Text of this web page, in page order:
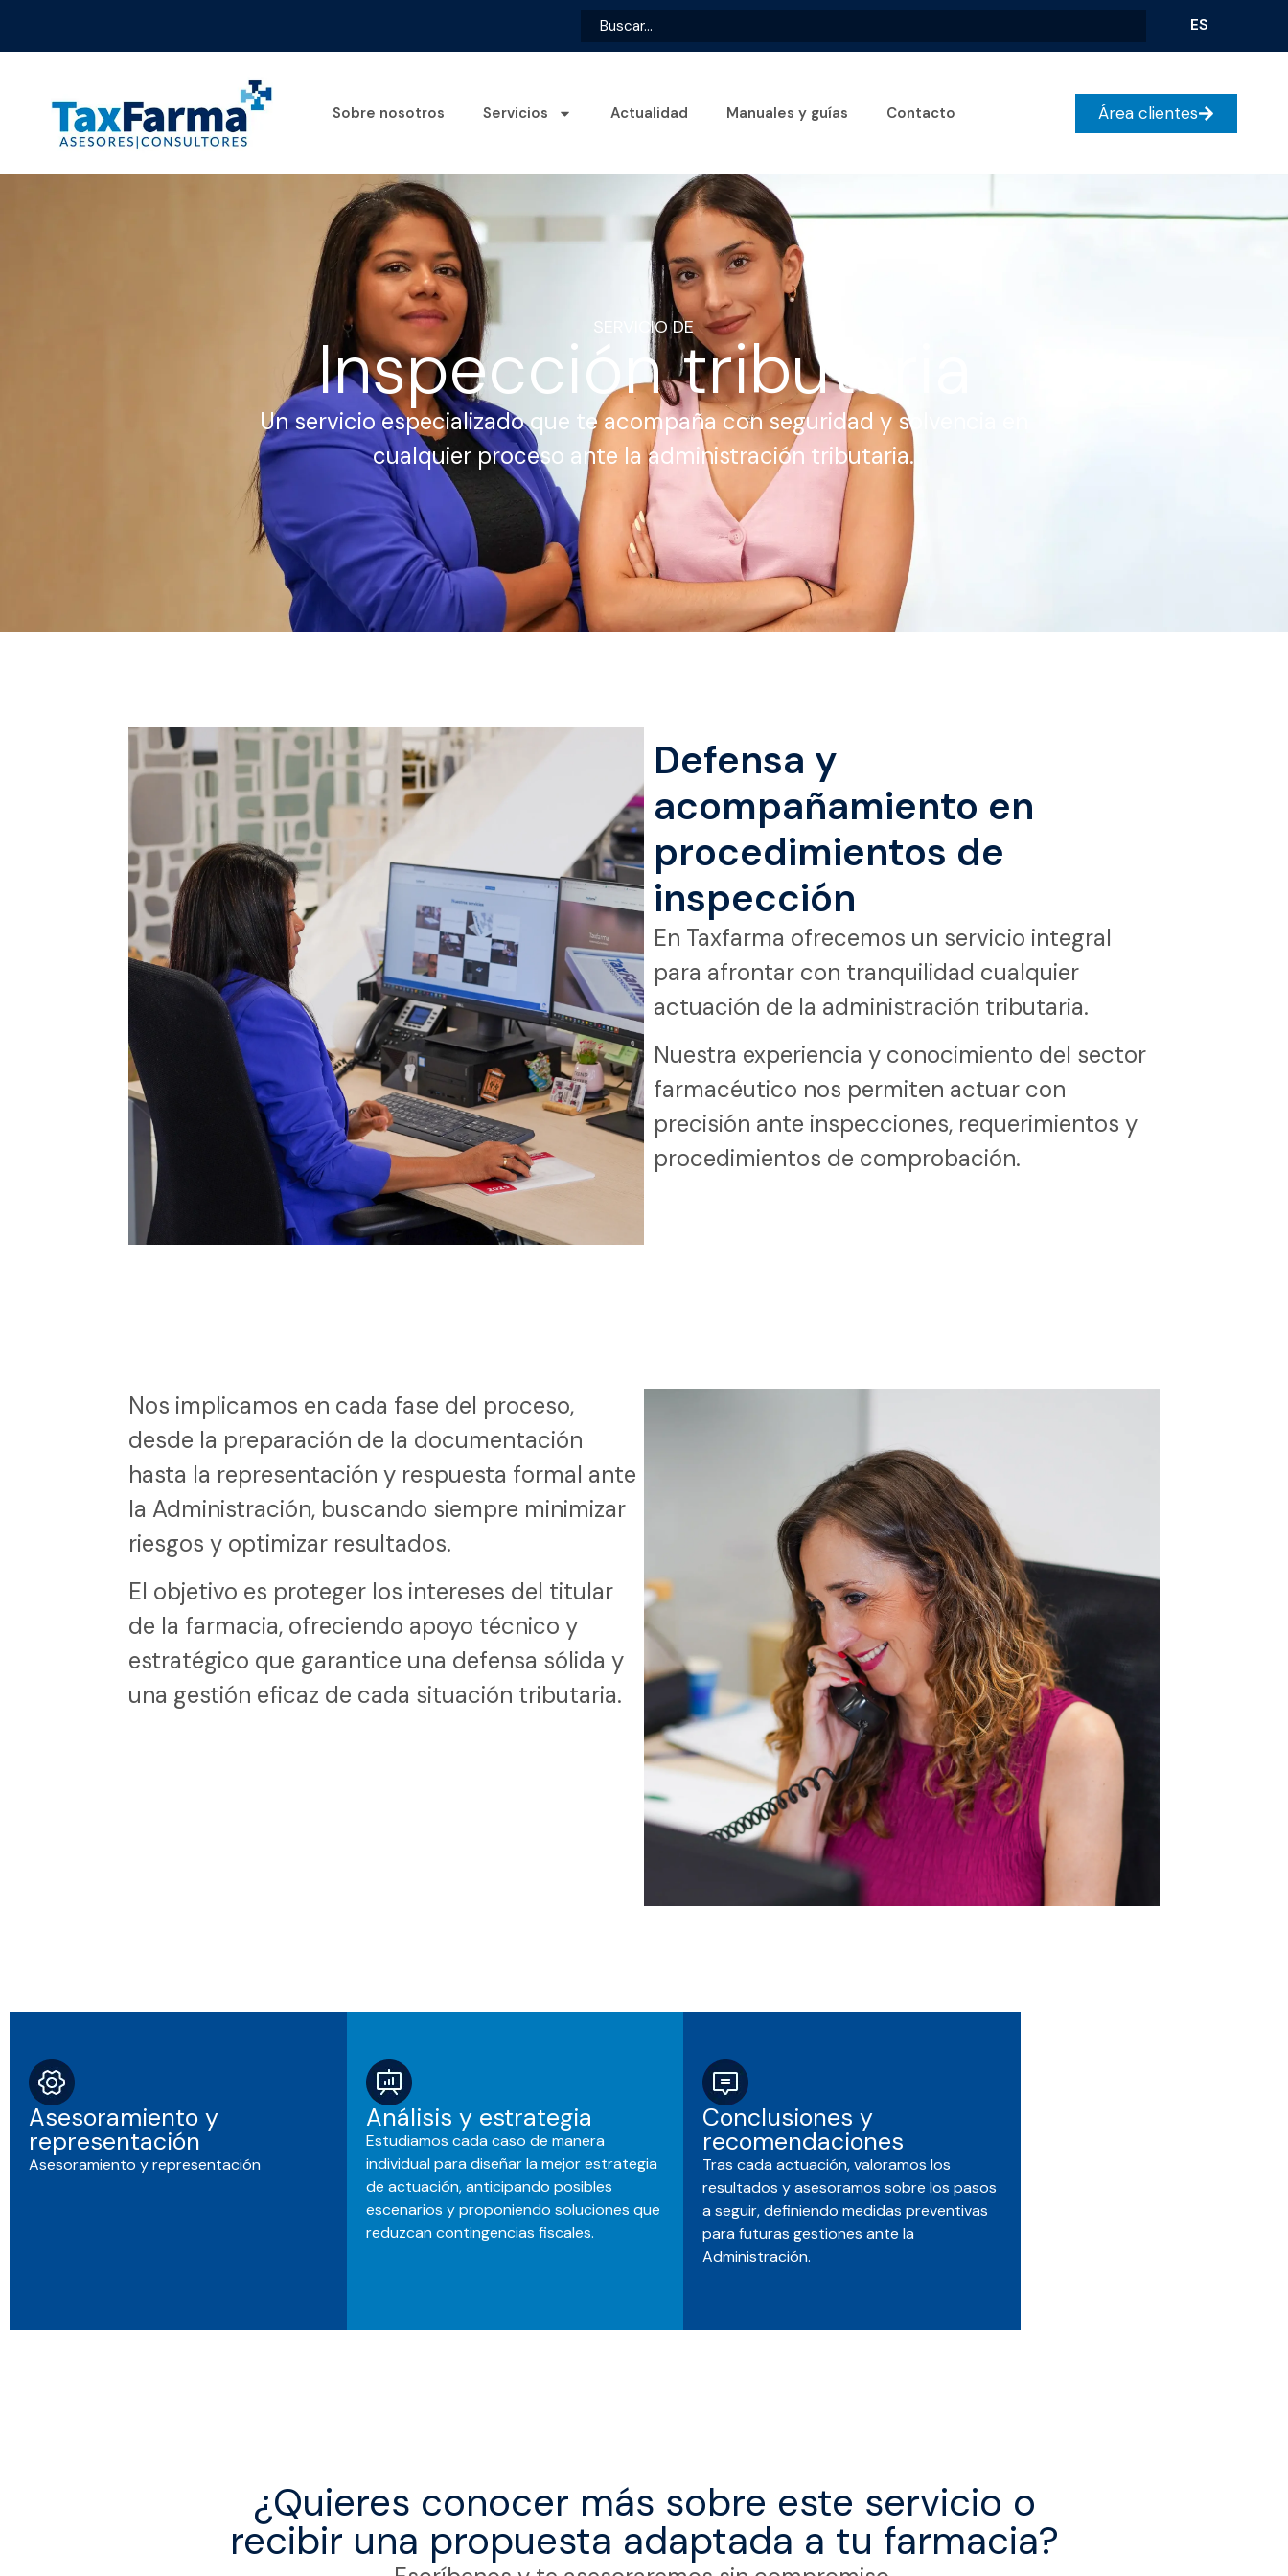
ES
Sobre nosotros Servicios Actualidad Manuales y guías Contacto Área clientes
SERVICIO DE
Inspección tributaria
Un servicio especializado que te acompaña con seguridad y solvencia en
cualquier proceso ante la administración tributaria.
Defensa y
acompañamiento en
procedimientos de
inspección
En Taxfarma ofrecemos un servicio integral
para afrontar con tranquilidad cualquier
actuación de la administración tributaria.
Nuestra experiencia y conocimiento del sector
farmacéutico nos permiten actuar con
precisión ante inspecciones, requerimientos y
procedimientos de comprobación.
Nos implicamos en cada fase del proceso,
desde la preparación de la documentación
hasta la representación y respuesta formal ante
la Administración, buscando siempre minimizar
riesgos y optimizar resultados.
El objetivo es proteger los intereses del titular
de la farmacia, ofreciendo apoyo técnico y
estratégico que garantice una defensa sólida y
una gestión eficaz de cada situación tributaria.
Asesoramiento y
representación
Asesoramiento y representación
Análisis y estrategia
Estudiamos cada caso de manera
individual para diseñar la mejor estrategia
de actuación, anticipando posibles
escenarios y proponiendo soluciones que
reduzcan contingencias fiscales.
Conclusiones y
recomendaciones
Tras cada actuación, valoramos los
resultados y asesoramos sobre los pasos
a seguir, definiendo medidas preventivas
para futuras gestiones ante la
Administración.
¿Quieres conocer más sobre este servicio o
recibir una propuesta adaptada a tu farmacia?